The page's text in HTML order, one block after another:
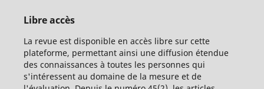
Libre accès
La revue est disponible en accès libre sur cette
plateforme, permettant ainsi une diffusion étendue
des connaissances à toutes les personnes qui
s'intéressent au domaine de la mesure et de